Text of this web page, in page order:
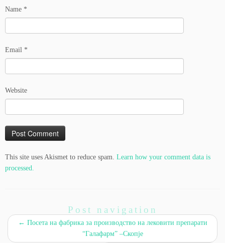
Name *
Email *
Website
This site uses Akismet to reduce spam. Learn how your comment data is
processed.
Post navigation
← Посета на фабрика за производство на лековити препарати
“Галафарм” –Скопје